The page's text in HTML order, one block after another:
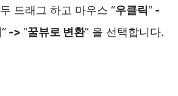
드래그 하고 마우스 “우클릭“ -
“ -> “꿀뷰로 변환” 을 선택합니다.